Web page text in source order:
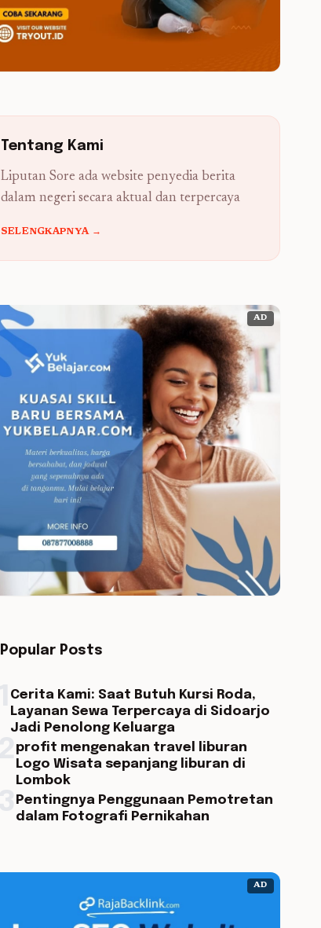
Tentang Kami
Liputan Sore ada website penyedia berita
dalam negeri secara aktual dan terpercaya
SELENGKAPNYA →
AD
Popular Posts
Cerita Kami: Saat Butuh Kursi Roda,
Layanan Sewa Terpercaya di Sidoarjo
Jadi Penolong Keluarga
profit mengenakan travel liburan
Logo Wisata sepanjang liburan di
Lombok
Pentingnya Penggunaan Pemotretan
dalam Fotografi Pernikahan
AD